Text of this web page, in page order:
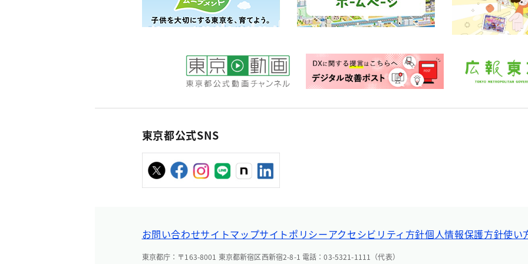
東京都公式SNS
お問い合わせサイトマップサイトポリシーアクセシビリティ方針個人情報保護方針使い
東京都庁：〒163-8001 東京都新宿区西新宿2-8-1 電話：03-5321-1111（代表）